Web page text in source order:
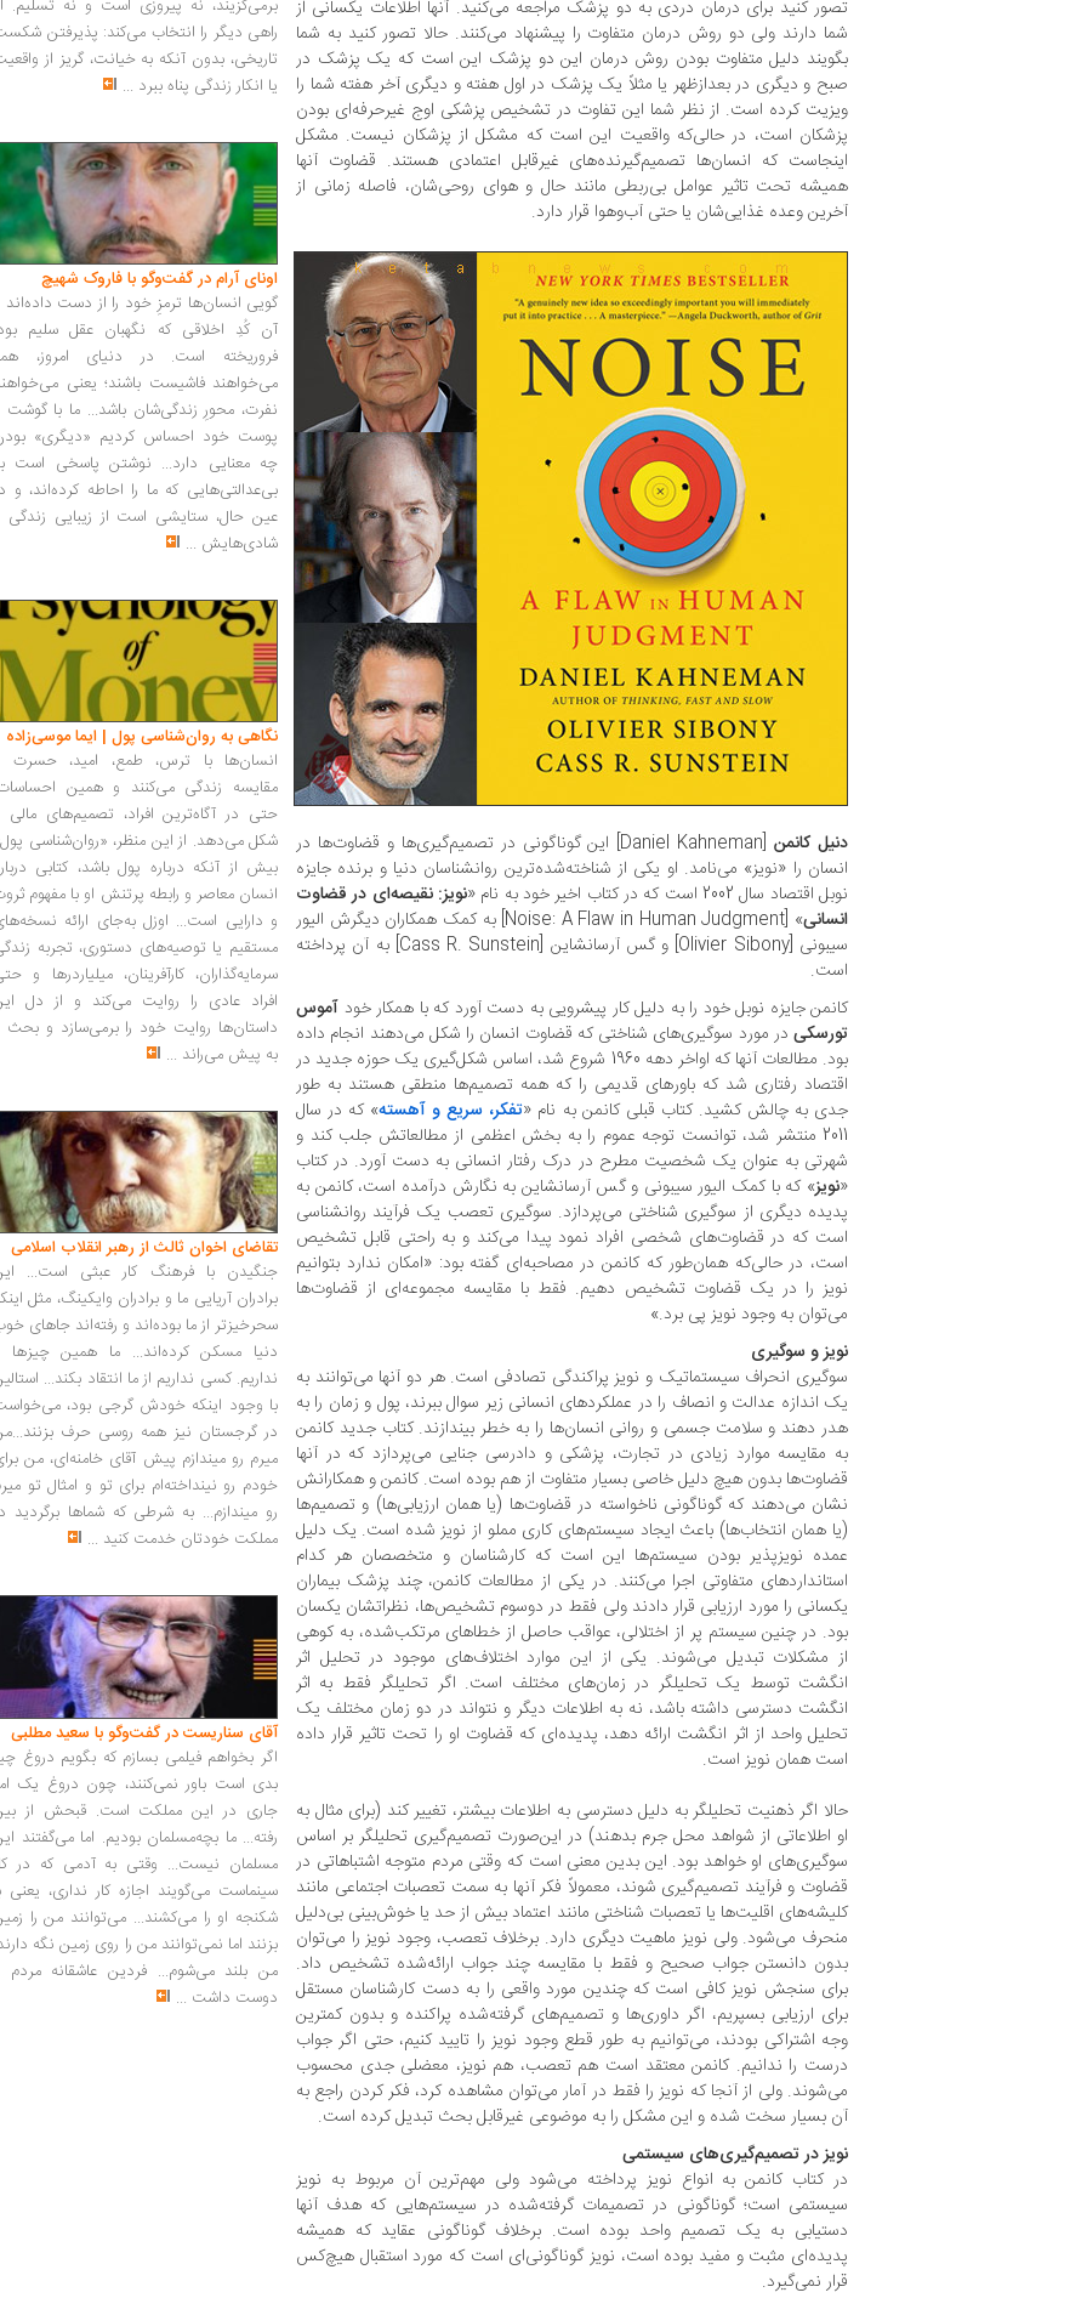
تصور کنید برای درمان دردی به دو پزشک مراجعه می‌کنید. آنها اطلاعات یکسانی از
شما دارند ولی دو روش درمان متفاوت را پیشنهاد می‌کنند. حالا تصور کنید به شما
بگویند دلیل متفاوت بودن روش درمان این دو پزشک این است که یک پزشک در
صبح و دیگری در بعدازظهر یا مثلاً یک پزشک در اول هفته و دیگری آخر هفته شما را
ویزیت کرده است. از نظر شما این تفاوت در تشخیص پزشکی اوج غیر‌حرفه‌ای بودن
پزشکان است، در حالی‌که واقعیت این است که مشکل از پزشکان نیست. مشکل
اینجاست که انسان‌ها تصمیم‌گیرنده‌های غیر‌قابل اعتمادی هستند. قضاوت آنها
همیشه تحت تاثیر عوامل بی‌ربطی مانند حال و هوای روحی‌شان، فاصله زمانی از
آخرین وعده غذایی‌شان یا حتی آب‌و‌هوا قرار دارد.
دنیل کانمن
[Daniel Kahneman] این گوناگونی در تصمیم‌گیری‌ها و قضاوت‌ها در
انسان را «نویز» می‌نامد. او یکی از شناخته‌شده‌ترین روانشناسان دنیا و برنده جایزه
نوبل اقتصاد سال 2002 است که در کتاب اخیر خود به نام «
نویز: نقیصه‌ای در قضاوت
انسانی
» [Noise: A Flaw in Human Judgment] به کمک همکاران دیگرش الیور
سیبونی [Olivier Sibony] و گس آرسانشاین [Cass R. Sunstein] به آن پرداخته
است.
کانمن جایزه نوبل خود را به دلیل کار پیشرویی به دست آورد که با همکار خود آموس
تورسکی در مورد سوگیری‌های شناختی که قضاوت انسان را شکل می‌دهند انجام داده
بود. مطالعات آنها که اواخر دهه 1960 شروع شد، اساس شکل‌گیری یک حوزه جدید در
اقتصاد رفتاری شد که باورهای قدیمی را که همه تصمیم‌ها منطقی هستند به طور
جدی به چالش کشید. کتاب قبلی کانمن به نام «تفکر، سریع و آهسته» که در سال
2011 منتشر شد، توانست توجه عموم را به بخش اعظمی از مطالعاتش جلب کند و
شهرتی به عنوان یک شخصیت مطرح در درک رفتار انسانی به دست آورد. در کتاب
«نویز» که با کمک الیور سیبونی و گس آرسانشاین به نگارش درآمده است، کانمن به
پدیده دیگری از سوگیری شناختی می‌پردازد. سوگیری تعصب یک فرآیند روانشناسی
است که در قضاوت‌های شخصی افراد نمود پیدا می‌کند و به راحتی قابل تشخیص
است، در حالی‌که همان‌طور که کانمن در مصاحبه‌ای گفته بود: «امکان ندارد بتوانیم
نویز را در یک قضاوت تشخیص دهیم. فقط با مقایسه مجموعه‌ای از قضاوت‌ها
می‌توان به وجود نویز پی برد.»
نویز و سوگیری
سوگیری انحراف سیستماتیک و نویز پراکندگی تصادفی است. هر دو آنها می‌توانند به
یک اندازه عدالت و انصاف را در عملکردهای انسانی زیر سوال ببرند، پول و زمان را به
هدر دهند و سلامت جسمی و روانی انسان‌ها را به خطر بیندازند. کتاب جدید کانمن
به مقایسه موارد زیادی در تجارت، پزشکی و دادرسی جنایی می‌پردازد که در آنها
قضاوت‌ها بدون هیچ دلیل خاصی بسیار متفاوت از هم بوده است. کانمن و همکارانش
نشان می‌دهند که گوناگونی ناخواسته در قضاوت‌ها (یا همان ارزیابی‌ها) و تصمیم‌ها
(یا همان انتخاب‌ها) باعث ایجاد سیستم‌های کاری مملو از نویز شده است. یک دلیل
عمده نویز‌پذیر بودن سیستم‌ها این است که کارشناسان و متخصصان هر کدام
استانداردهای متفاوتی اجرا می‌کنند. در یکی از مطالعات کانمن، چند پزشک بیماران
یکسانی را مورد ارزیابی قرار دادند ولی فقط در دو‌سوم تشخیص‌ها، نظراتشان یکسان
بود. در چنین سیستم پر از اختلالی، عواقب حاصل از خطاهای مرتکب‌شده، به کوهی
از مشکلات تبدیل می‌شوند. یکی از این موارد اختلاف‌های موجود در تحلیل اثر
انگشت توسط یک تحلیلگر در زمان‌های مختلف است. اگر تحلیلگر فقط به اثر
انگشت دسترسی داشته باشد، نه به اطلاعات دیگر و نتواند در دو زمان مختلف یک
تحلیل واحد از اثر انگشت ارائه دهد، پدیده‌ای که قضاوت او را تحت تاثیر قرار داده
است همان نویز است.
حالا اگر ذهنیت تحلیلگر به دلیل دسترسی به اطلاعات بیشتر، تغییر کند (برای مثال به
او اطلاعاتی از شواهد محل جرم بدهند) در این‌صورت تصمیم‌گیری تحلیلگر بر اساس
سوگیری‌های او خواهد بود. این بدین معنی است که وقتی مردم متوجه اشتباهاتی در
قضاوت و فرآیند تصمیم‌گیری شوند، معمولاً فکر آنها به سمت تعصبات اجتماعی مانند
کلیشه‌های اقلیت‌ها یا تعصبات شناختی مانند اعتماد بیش از حد یا خوش‌بینی بی‌دلیل
منحرف می‌شود. ولی نویز ماهیت دیگری دارد. برخلاف تعصب، وجود نویز را می‌توان
بدون دانستن جواب صحیح و فقط با مقایسه چند جواب ارائه‌شده تشخیص داد.
برای سنجش نویز کافی است که چندین مورد واقعی را به دست کارشناسان مستقل
برای ارزیابی بسپریم، اگر داوری‌ها و تصمیم‌های گرفته‌شده پراکنده و بدون کمترین
وجه اشتراکی بودند، می‌توانیم به طور قطع وجود نویز را تایید کنیم، حتی اگر جواب
درست را ندانیم. کانمن معتقد است هم تعصب، هم نویز، معضلی جدی محسوب
می‌شوند. ولی از آنجا که نویز را فقط در آمار می‌توان مشاهده کرد، فکر کردن راجع به
آن بسیار سخت شده و این مشکل را به موضوعی غیر‌قابل بحث تبدیل کرده است.
نویز در تصمیم‌گیری‌های سیستمی
در کتاب کانمن به انواع نویز پرداخته می‌شود ولی مهم‌ترین آن مربوط به نویز
سیستمی است؛ گوناگونی در تصمیمات گرفته‌شده در سیستم‌هایی که هدف آنها
دستیابی به یک تصمیم واحد بوده است. برخلاف گوناگونی عقاید که همیشه
پدیده‌ای مثبت و مفید بوده است، نویز گوناگونی‌ای است که مورد استقبال هیچ‌کس
قرار نمی‌گیرد.
برمی‌گزیند، نه پیروزی است و نه تسلیم.
راهی دیگر را انتخاب می‌کند: پذیرفتن
تاریخی، بدون آنکه به خیانت، گریز از
یا انکار زندگی پناه ببرد ...
اونای آرام در گفت‌وگو با فاروک شهیچ‭
گویی انسان‌ها ترمزِ خود را از دست داده‌اند
آن کُدِ اخلاقی که نگهبان عقل سلیم
فروریخته است. در دنیای امروز،
می‌خواهند فاشیست باشند؛ یعنی
نفرت، محورِ زندگی‌شان باشد... ما با گوشت
پوست خود احساس کردیم «دیگری»
چه معنایی دارد... نوشتن پاسخی است
بی‌عدالتی‌هایی که ما را احاطه کرده‌اند، و
عین حال، ستایشی است از زیبایی زندگی
شادی‌هایش ...
نگاهی به روان‌شناسی پول | ایما موسی‌زاده
انسان‌ها با ترس، طمع، امید، حسرت
مقایسه زندگی می‌کنند و همین
حتی در آگاه‌ترین افراد، تصمیم‌های مالی
شکل می‌دهد. از این منظر، «روان‌شناسی
بیش از آنکه درباره پول باشد، کتابی
انسان معاصر و رابطه پرتنش او با مفهوم
و دارایی است... اوزل به‌جای ارائه
مستقیم یا توصیه‌های دستوری، تجربه
سرمایه‌گذاران، کارآفرینان، میلیاردرها و
افراد عادی را روایت می‌کند و از دل
داستان‌ها روایت خود را برمی‌سازد و بحث
به پیش می‌راند ...
تقاضای اخوان ثالث از رهبر انقلاب اسلامی
جنگیدن با فرهنگ کار عبثی است...
برادران آریایی ما و برادران وایکینگ، مثل
سحرخیزتر از ما بوده‌اند و رفته‌اند جاهای
دنیا مسکن کرده‌اند... ما همین چیزها
نداریم. کسی نداریم از ما انتقاد بکند...
با وجود اینکه خودش گرجی بود،
در گرجستان نیز همه روسی حرف
میرم رو میندازم پیش آقای خامنه‌ای، من
خودم رو نینداخته‌ام برای تو و امثال تو
رو میندازم... به شرطی که شماها برگردید
مملکت خودتان خدمت کنید ...
آقای سناریست در گفت‌وگو با سعید مطلبی
اگر بخواهم فیلمی بسازم که بگویم دروغ
بدی است باور نمی‌کنند، چون دروغ یک
جاری در این مملکت است. قبحش از
رفته... ما بچه‌مسلمان بودیم. اما می‌گفتند
مسلمان نیست... وقتی به آدمی که در
سینماست می‌گویند اجازه کار نداری، یعنی
شکنجه او را می‌کشند... می‌توانند من را
بزنند اما نمی‌توانند من را روی زمین نگه
من بلند می‌شوم... فردین عاشقانه مردم
دوست داشت ...